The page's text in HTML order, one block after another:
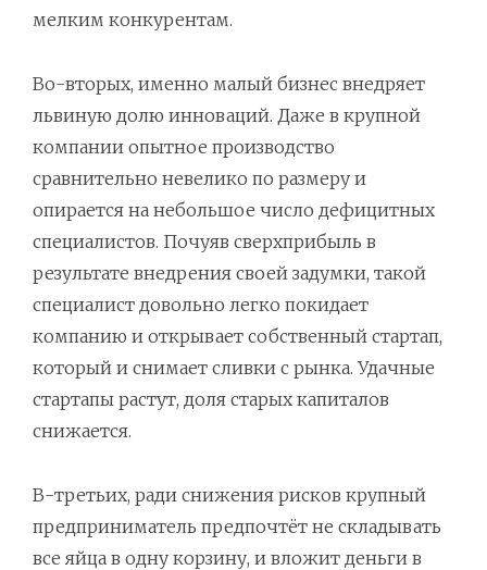
мелким конкурентам.
Во-вторых, именно малый бизнес внедряет
львиную долю инноваций. Даже в крупной
компании опытное производство
сравнительно невелико по размеру и
опирается на небольшое число дефицитных
специалистов. Почуяв сверхприбыль в
результате внедрения своей задумки, такой
специалист довольно легко покидает
компанию и открывает собственный стартап,
который и снимает сливки с рынка. Удачные
стартапы растут, доля старых капиталов
снижается.
В-третьих, ради снижения рисков крупный
предприниматель предпочтёт не складывать
все яйца в одну корзину, и вложит деньги в